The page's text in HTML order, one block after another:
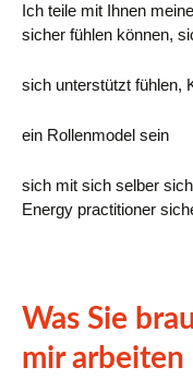
Ich teile mit Ihnen
sicher fühlen können,
sich unterstützt fühlen,
ein Rollenmodel sein
sich mit sich selber
Energy practitioner
Was Sie
mir arbeiten